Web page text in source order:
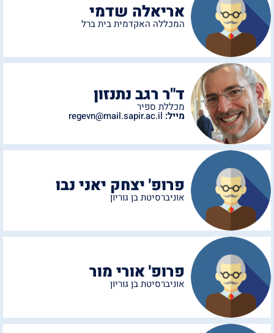
אריאלה שדמי
המכללה האקדמית בית ברל
ד"ר רגב נתנזון
מכללת ספיר
מייל: regevn@mail.sapir.ac.il
פרופ' יצחק יאני נבו
אוניברסיטת בן גוריון
פרופ' אורי מור
אוניברסיטת בן גוריון